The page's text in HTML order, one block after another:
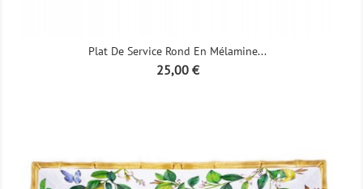
Plat De Service Rond En Mélamine...
Prix
25,00 €